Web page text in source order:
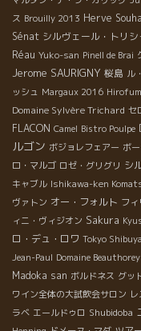
ス Brouilly 2013 Herve
Sénat シルヴェール・トリ
Réau Yuko-san Pinell de Brai
Jerome SAURIGNY 桜島 ル
ッシュ Margaux 2016
Domaine Sylvère Trichard セ
FLACON Camel Bistro Poulpe
ルゴン ボジョレフェアー ボ
ロ・マルゴ ロゼ・グリグリ シ
キャブル Ishikawa-ken
ヴァトン オー・フォルト フ
ィニ・ヴィジオン Sakura
ロ・デュ・ロワ Tokyo
Jean-Paul Domaine Beauthorey
Madoka san ボルドネス グッ
ワイン全体の大試飲会サロン
ラベ エールドゥロ Shubidoba